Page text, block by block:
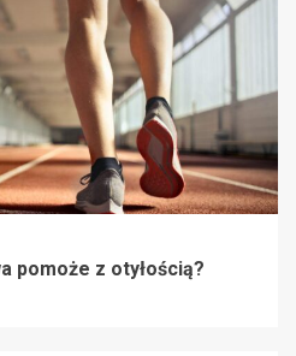
pomoże z otyłością?